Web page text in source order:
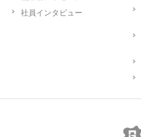
社員インタビュー